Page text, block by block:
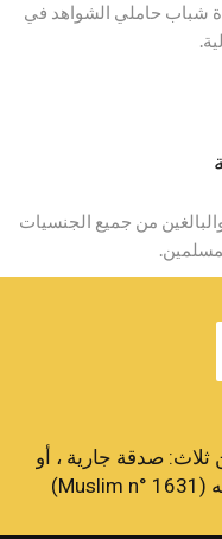
شباب حاملي الشواهد في
من جميع الجنسيات
ثلاث: صدقة جارية ، أو
(Muslim n° 1631)